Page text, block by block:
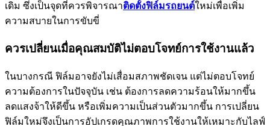
เดิม ซึ่งเป็นจุดที่ควรพิจารณาติดตั้งฟิล์มรถยนต์ใหม่เพื่อเพิ่ม
ความสบายในการขับขี่
ควรเปลี่ยนเมื่อคุณสมบัติไม่ตอบโจทย์การใช้งานแล้ว
ในบางกรณี ฟิล์มอาจยังไม่เสื่อมสภาพชัดเจน แต่ไม่ตอบโจทย์
ความต้องการในปัจจุบัน เช่น ต้องการลดความร้อนให้มากขึ้น
ลดแสงจ้าให้ดีขึ้น หรือเพิ่มความเป็นส่วนตัวมากขึ้น การเปลี่ยน
ฟิล์มใหม่จึงเป็นการอัปเกรดคุณภาพการใช้งานให้เหมาะกับไลฟ์